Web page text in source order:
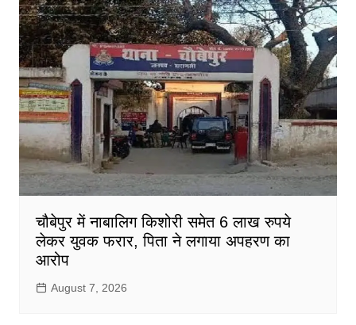
चौबेपुर में नाबालिग किशोरी समेत 6 लाख रुपये
लेकर युवक फरार, पिता ने लगाया अपहरण का
आरोप
August 7, 2026